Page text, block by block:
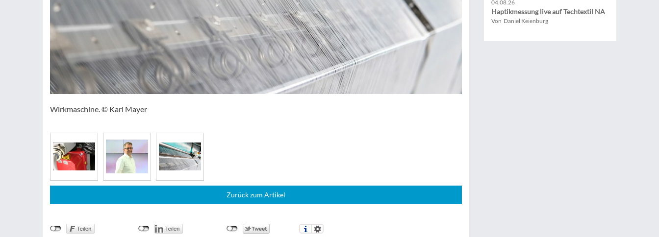
Wirkmaschine. © Karl Mayer
Zurück zum Artikel
04.08.26
Haptikmessung live auf Techtextil NA
Von Daniel Keienburg